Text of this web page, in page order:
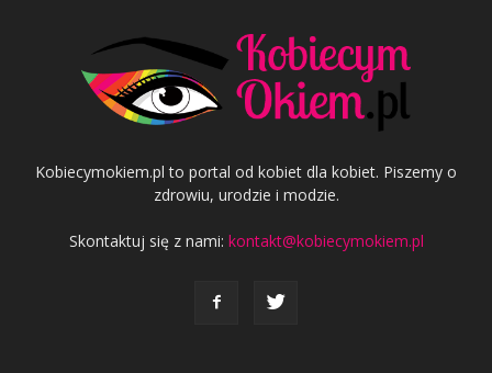
Kobiecymokiem.pl to portal od kobiet dla kobiet. Piszemy o
zdrowiu, urodzie i modzie.
Skontaktuj się z nami: kontakt@kobiecymokiem.pl